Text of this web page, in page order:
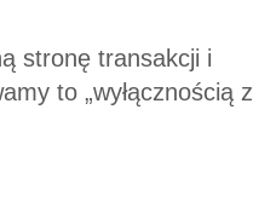
stronę transakcji i
to „wyłącznością z